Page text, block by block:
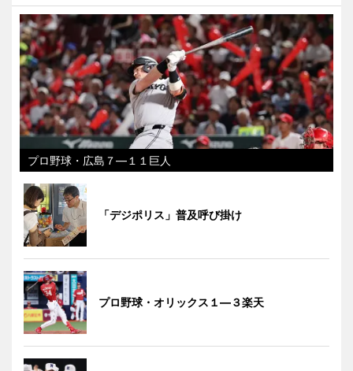
プロ野球・広島７―１１巨人
「デジポリス」普及呼び掛け
プロ野球・オリックス１―３楽天